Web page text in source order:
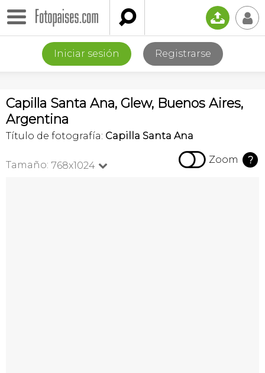
 📤 👤
Iniciar sesión Registrarse
Capilla Santa Ana, Glew, Buenos Aires,
Argentina
Título de fotografía: Capilla Santa Ana
Tamaño: 768x1024   Zoom ?